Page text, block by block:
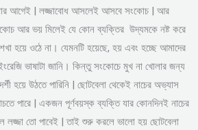
আগেই | লজ্জাবোধ আসলেই আসবে সংকোচ | আর
আর ভয় মিলেই যে কোন ব্যক্তির উদ্যমকে নষ্ট করে
হয়ে ওঠে না। যেমনটি হয়েছে, হয় এবং হচ্ছে আমাদের
ভাষাটা জানি। কিন্তু সংকোচে মুখ না খোলার জন্য
হয়ে উঠতে পারিনি | ছোটবেলা থেকেই নাচের অভ্যাস
পারে | একজন পূর্ণবয়স্ক ব্যক্তি যার কোনদিনই নাচের
লজ্জা তো পাবেই | তাই শুরু করলে ভালো হয় ছোটবেলা